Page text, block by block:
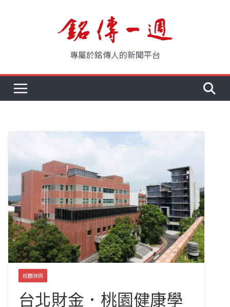
專屬於銘傳人的新聞平台
校園快訊
台北財金．桃園健康學